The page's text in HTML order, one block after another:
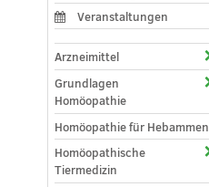
Veranstaltungen
Arzneimittel
Grundlagen
Homöopathie
Homöopathie für Hebammen
Homöopathische
Tiermedizin